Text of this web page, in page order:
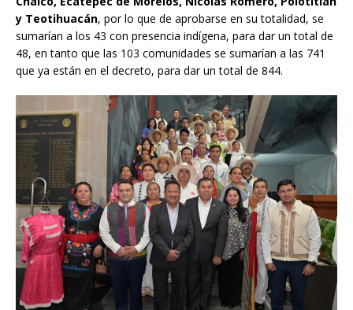
y Teotihuacán, por lo que de aprobarse en su totalidad, se
sumarían a los 43 con presencia indígena, para dar un total de
48, en tanto que las 103 comunidades se sumarían a las 741
que ya están en el decreto, para dar un total de 844.